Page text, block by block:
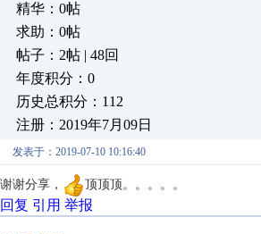
精华：0帖
求助：0帖
帖子：2帖 | 48回
年度积分：0
历史总积分：112
注册：2019年7月09日
发表于：2019-07-10 10:16:40
谢谢分享， 顶顶顶。。。。。
回复 引用 举报